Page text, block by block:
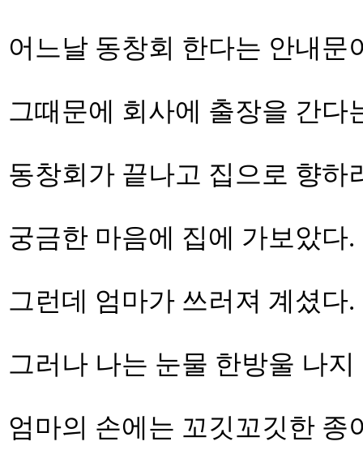
어느날 동창회 한다는 안내문
그때문에 회사에 출장을 간다
동창회가 끝나고 집으로 향하
궁금한 마음에 집에 가보았다.
그런데 엄마가 쓰러져 계셨다.
그러나 나는 눈물 한방울 나지
엄마의 손에는 꼬깃꼬깃한 종